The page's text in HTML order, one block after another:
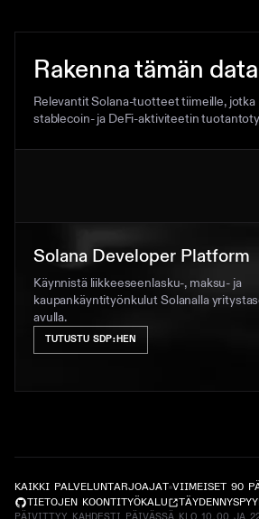
Rakenna tämän
Relevantit Solana-tuotteet tiimeille,
stablecoin- ja DeFi-aktiviteetin
Solana Developer Platform
Käynnistä liikkeeseenlasku-, maksu- ja
kaupankäyntityönkulut Solanalla
avulla.
TUTUSTU SDP:HEN
KAIKKI PALVELUNTARJOAJAT VIIMEISET 90
TIETOJEN KOONTITYÖKALU